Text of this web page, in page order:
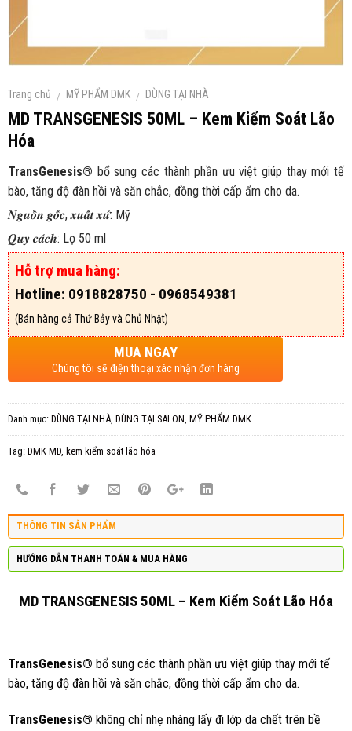
Trang chủ / MỸ PHẨM DMK / DÙNG TẠI NHÀ
MD TRANSGENESIS 50ML – Kem Kiểm Soát Lão
Hóa
TransGenesis® bổ sung các thành phần ưu việt giúp thay mới tế
bào, tăng độ đàn hồi và săn chắc, đồng thời cấp ẩm cho da.
𝑵𝒈𝒖𝒐̂̀𝒏 𝒈𝒐̂́𝒄, 𝒙𝒖𝒂̂́𝒕 𝒙𝒖̛́: Mỹ
𝑸𝒖𝒚 𝒄𝒂́𝒄𝒉: Lọ 50 ml
Hỗ trợ mua hàng:
Hotline: 0918828750 - 0968549381
(Bán hàng cả Thứ Bảy và Chủ Nhật)
MUA NGAY
Chúng tôi sẽ điện thoại xác nhận đơn hàng
Danh mục: DÙNG TẠI NHÀ, DÙNG TẠI SALON, MỸ PHẨM DMK
Tag: DMK MD, kem kiểm soát lão hóa
THÔNG TIN SẢN PHẨM
HƯỚNG DẪN THANH TOÁN & MUA HÀNG
MD TRANSGENESIS 50ML – Kem Kiểm Soát Lão Hóa
TransGenesis® bổ sung các thành phần ưu việt giúp thay mới tế
bào, tăng độ đàn hồi và săn chắc, đồng thời cấp ẩm cho da.
TransGenesis® không chỉ nhẹ nhàng lấy đi lớp da chết trên bề